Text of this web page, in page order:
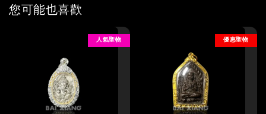
您可能也喜歡
人氣聖物 優惠聖物